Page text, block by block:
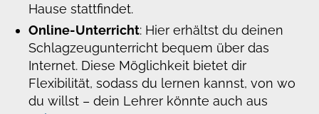
Hause stattfindet.
Online-Unterricht: Hier erhältst du deinen
Schlagzeugunterricht bequem über das
Internet. Diese Möglichkeit bietet dir
Flexibilität, sodass du lernen kannst, von wo
du willst – dein Lehrer könnte auch aus